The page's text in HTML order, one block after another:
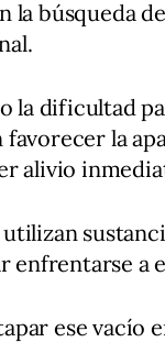
la búsqueda
la dificultad
la
alivio
enfrentarse a
ese vacío